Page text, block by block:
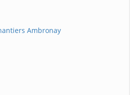
Ambronay